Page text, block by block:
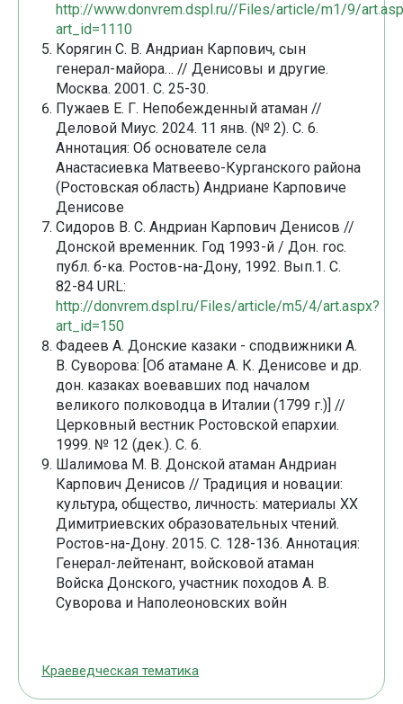
http://www.donvrem.dspl.ru//Files/article/m1/9/
art_id=1110
Корягин С. В. Андриан Карпович, сын
генерал-майора… // Денисовы и другие.
Москва. 2001. С. 25-30.
Пужаев Е. Г. Непобежденный атаман //
Деловой Миус. 2024. 11 янв. (№ 2). С. 6.
Аннотация: Об основателе села
Анастасиевка Матвеево-Курганского района
(Ростовская область) Андриане Карповиче
Денисове
Сидоров В. С. Андриан Карпович Денисов //
Донской временник. Год 1993-й / Дон. гос.
публ. б-ка. Ростов-на-Дону, 1992. Вып.1. С.
82-84 URL:
http://donvrem.dspl.ru/Files/article/m5/4/art.aspx?
art_id=150
Фадеев А. Донские казаки - сподвижники А.
В. Суворова: [Об атамане А. К. Денисове и др.
дон. казаках воевавших под началом
великого полководца в Италии (1799 г.)] //
Церковный вестник Ростовской епархии.
1999. № 12 (дек.). С. 6.
Шалимова М. В. Донской атаман Андриан
Карпович Денисов // Традиция и новации:
культура, общество, личность: материалы XX
Димитриевских образовательных чтений.
Ростов-на-Дону. 2015. С. 128-136. Аннотация:
Генерал-лейтенант, войсковой атаман
Войска Донского, участник походов А. В.
Суворова и Наполеоновских войн
Краеведческая тематика